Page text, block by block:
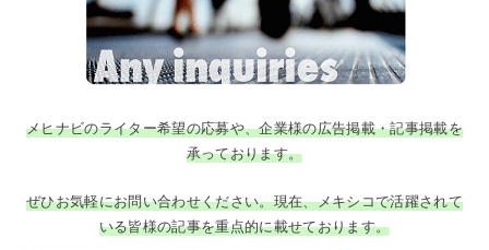
メヒナビのライター希望の応募や、企業様の広告掲載・記事掲載を
承っております。
ぜひお気軽にお問い合わせください。現在、メキシコで活躍されて
いる皆様の記事を重点的に載せております。